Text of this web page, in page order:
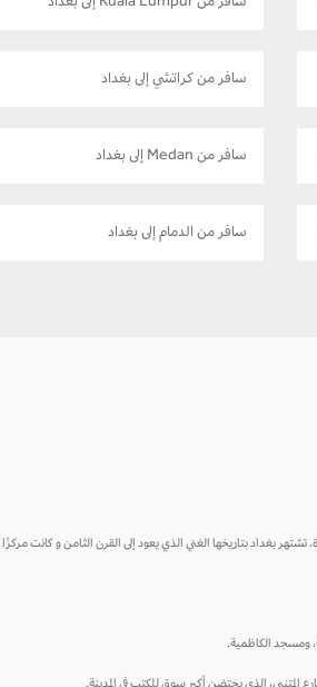
سافر من كراتشي إلى بغداد
سافر من Medan إلى بغداد
سافر من الدمام إلى بغداد
العربي بعد القاهرة. تشتهر بغداد بتاريخها الغني الذي يعود إلى القرن الثامن و كانت
ومسجد الكاظمية.